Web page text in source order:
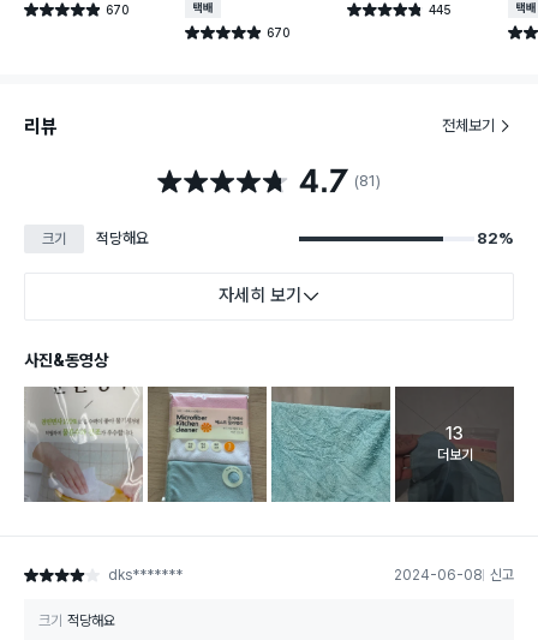
별점 4.9점 670
건 작성
택배배송
별점 4.9점 670
건 작성
별점 4.8점 445
건 작성
택배
별점
리뷰 전체보기
별점 4.7점 4.7 (81)
크기 적당해요 82%
자세히 보기
사진&동영상
고객 리뷰
13
더보기
별점 4점 dks******* 2024-06-08 신고
크기 적당해요